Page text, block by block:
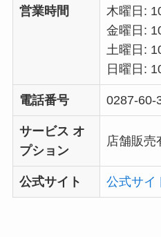
営業時間
木曜日:
金曜日:
土曜日:
日曜日:
電話番号 0287-60-
サービス オ
プション
店舗販売
公式サイト 公式サイ